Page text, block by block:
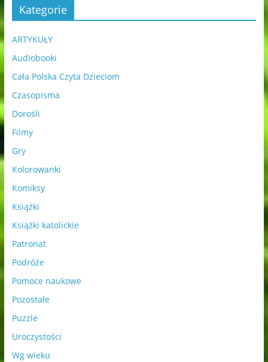
Kategorie
ARTYKUŁY
Audiobooki
Cała Polska Czyta Dzieciom
Czasopisma
Dorośli
Filmy
Gry
Kolorowanki
Komiksy
Książki
Książki katolickie
Patronat
Podróże
Pomoce naukowe
Pozostałe
Puzzle
Uroczystości
Wg wieku